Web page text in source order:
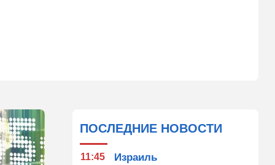
ПОСЛЕДНИЕ НОВОСТИ
11:45 Израиль